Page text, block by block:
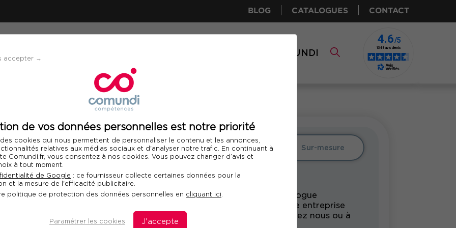
accepter →
de vos données personnelles est notre priorité
cookies qui nous permettent de personnaliser le contenu et les annonces,
relatives aux médias sociaux et d'analyser notre trafic. En continuant à
Comundi.fr, vous consentez à nos cookies. Vous pouvez changer d’avis et
à tout moment.
de Google : ce fournisseur collecte certaines données pour la
et la mesure de l'efficacité publicitaire.
politique de protection des données personnelles en cliquant ici.
Paramétrer les cookies J'accepte
BLOG CATALOGUES CONTACT
COMUNDI
Télécharger le programme
les profils
asperger…
Intra Sur-mesure
Formation du catalogue
Comundi pour votre entreprise
dans vos locaux, chez nous ou à